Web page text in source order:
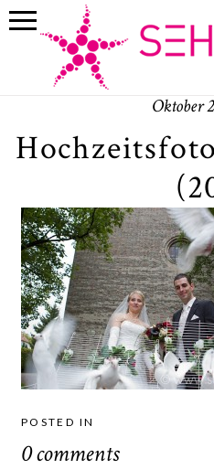
Oktober
POSTED IN
0 comments